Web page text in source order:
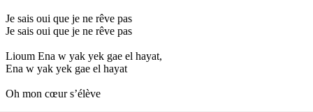
Je sais oui que je ne rêve pas
Je sais oui que je ne rêve pas
Lioum Ena w yak yek gae el hayat,
Ena w yak yek gae el hayat
Oh mon cœur s’élève